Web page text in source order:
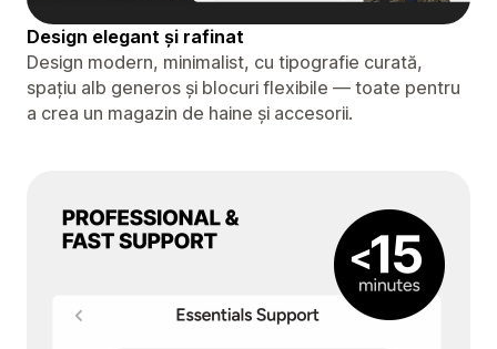
Design elegant și rafinat
Design modern, minimalist, cu tipografie curată,
spațiu alb generos și blocuri flexibile — toate pentru
a crea un magazin de haine și accesorii.